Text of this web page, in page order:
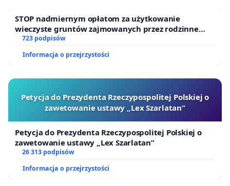
STOP nadmiernym opłatom za użytkowanie
wieczyste gruntów zajmowanych przez rodzinne
ogrody działkowe.
723 podpisów
Informacja o przejrzystości
Petycja do Prezydenta Rzeczypospolitej Polskiej o
zawetowanie ustawy „Lex Szarlatan”
Petycja do Prezydenta Rzeczypospolitej Polskiej o
zawetowanie ustawy „Lex Szarlatan”
26 313 podpisów
Informacja o przejrzystości